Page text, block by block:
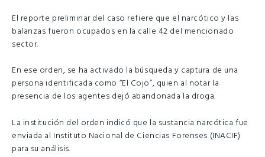
El reporte preliminar del caso refiere que el narcótico y las
balanzas fueron ocupados en la calle 42 del mencionado
sector.
En ese orden, se ha activado la búsqueda y captura de una
persona identificada como “El Cojo”, quien al notar la
presencia de los agentes dejó abandonada la droga.
La institución del orden indicó que la sustancia narcótica fue
enviada al Instituto Nacional de Ciencias Forenses (INACIF)
para su análisis.